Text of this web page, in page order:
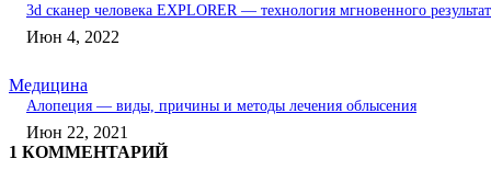
3d сканер человека EXPLORER — технология мгновенного
Июн 4, 2022
Медицина
Алопеция — виды, причины и методы лечения облысения
Июн 22, 2021
1 КОММЕНТАРИЙ